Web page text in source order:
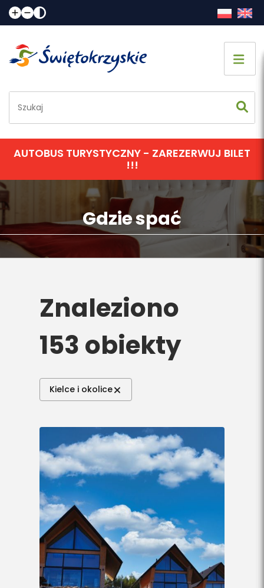
Co zobaczyć
Jak spędzić czas
Gdzie spać
Gdzie zjeść
Informacje praktyczne
Kalendarz imprez
Interaktywna mapa
Kontakt
AUTOBUS TURYSTYCZNY - ZAREZERWUJ BILET
!!!
Gdzie spać
Znaleziono
153 obiekty
Kielce i okolice